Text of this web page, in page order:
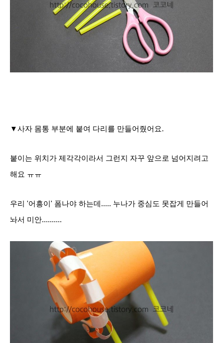
▼사자 몸통 부분에 붙여 다리를 만들어줬어요.
붙이는 위치가 제각각이라서 그런지 자꾸 앞으로 넘어지려고
해요 ㅠㅠ
우리 '어흥이' 폼나야 하는데..... 누나가 중심도 못잡게 만들어
놔서 미안..........